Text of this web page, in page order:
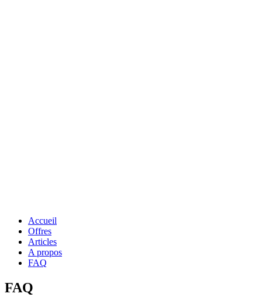
Accueil
Offres
Articles
A propos
FAQ
FAQ